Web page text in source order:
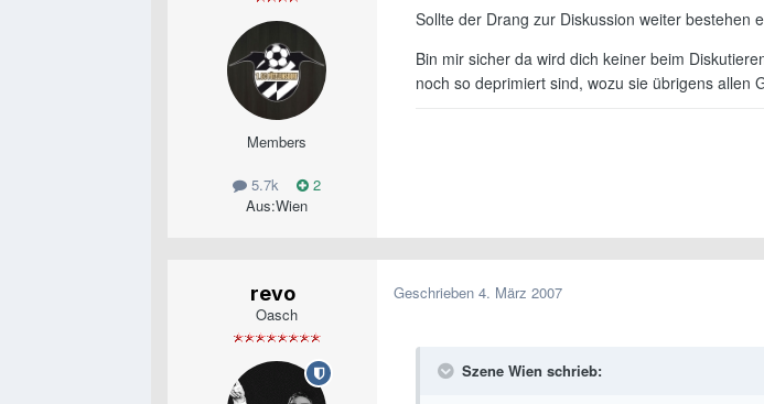
Members
5.7k
2
Aus:Wien
Sollte der Drang zur Diskussion weiter bestehen
Bin mir sicher da wird dich keiner beim
noch so deprimiert sind, wozu sie übrigens allen
revo
Oasch
Geschrieben 4. März 2007
Szene Wien schrieb: